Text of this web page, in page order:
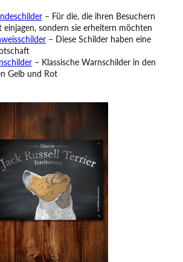
– Für die, die ihren Besuchern
einjagen, sondern sie erheitern möchten
– Diese Schilder haben eine
– Klassische Warnschilder in den
Gelb und Rot